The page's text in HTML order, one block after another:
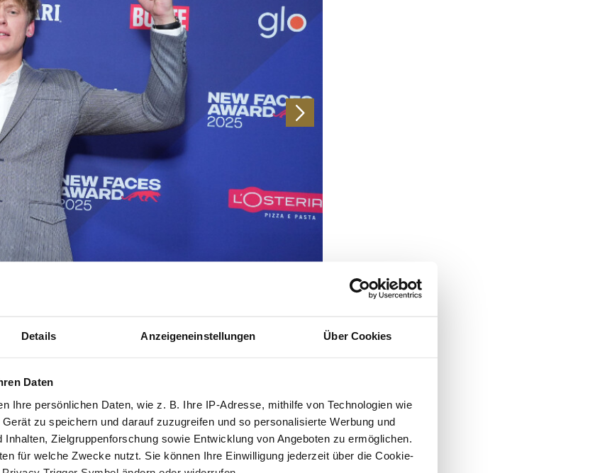
Details Anzeigeneinstellungen Über Cookies
Daten
Ihre persönlichen Daten, wie z. B. Ihre IP-Adresse, mithilfe von Technologien wie
zu speichern und darauf zuzugreifen und so personalisierte Werbung und
Inhalten, Zielgruppenforschung sowie Entwicklung von Angeboten zu ermöglichen.
für welche Zwecke nutzt. Sie können Ihre Einwilligung jederzeit über die Cookie-
Advertisement